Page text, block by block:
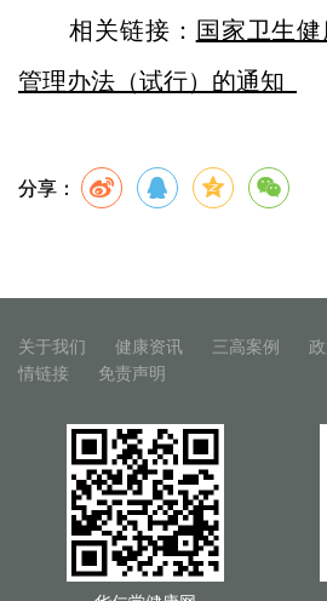
相关链接： 国家卫生
管理办法（试行）的通知
分享：
关于我们 健康资讯 三高案例
情链接
免责声明